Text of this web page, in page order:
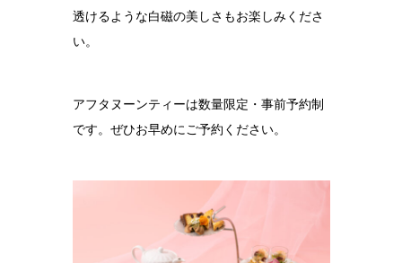
プロジェクト
透けるような白磁の美しさもお楽しみくださ
い。
アフタヌーンティーは数量限定・事前予約制
です。ぜひお早めにご予約ください。